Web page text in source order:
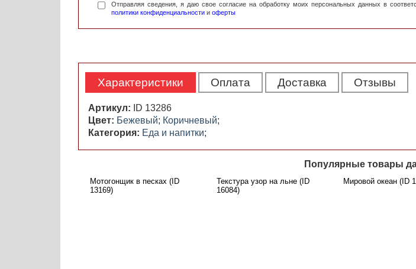
Отправляя сведения, я даю свое согласие на обработку моих персональных данных в
политики конфиденциальности и оферты
Характеристики Оплата Доставка Отзывы
Артикул:
ID 13286
Цвет: Бежевый; Коричневый;
Категория: Еда и напитки;
Популярные товары
Мотогонщик в песках (ID
13169)
Текстура узор на льне (ID
16084)
Мировой океан (ID